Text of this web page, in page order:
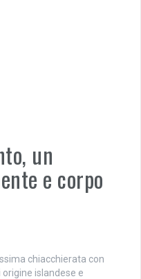
un
e corpo
chiacchierata con
islandese e